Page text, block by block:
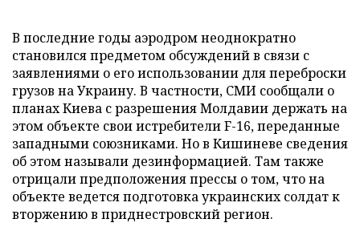
В последние годы аэродром неоднократно
становился предметом обсуждений в связи с
заявлениями о его использовании для переброски
грузов на Украину. В частности, СМИ сообщали о
планах Киева с разрешения Молдавии держать на
этом объекте свои истребители F-16, переданные
западными союзниками. Но в Кишиневе сведения
об этом называли дезинформацией. Там также
отрицали предположения прессы о том, что на
объекте ведется подготовка украинских солдат к
вторжению в приднестровский регион.